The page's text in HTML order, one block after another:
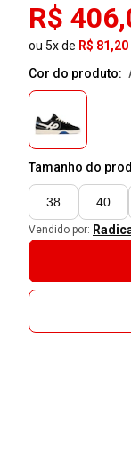
R$
ou 5x de R$ 81,20
Cor do produto:
Tamanho do
38 40
Vendido por: